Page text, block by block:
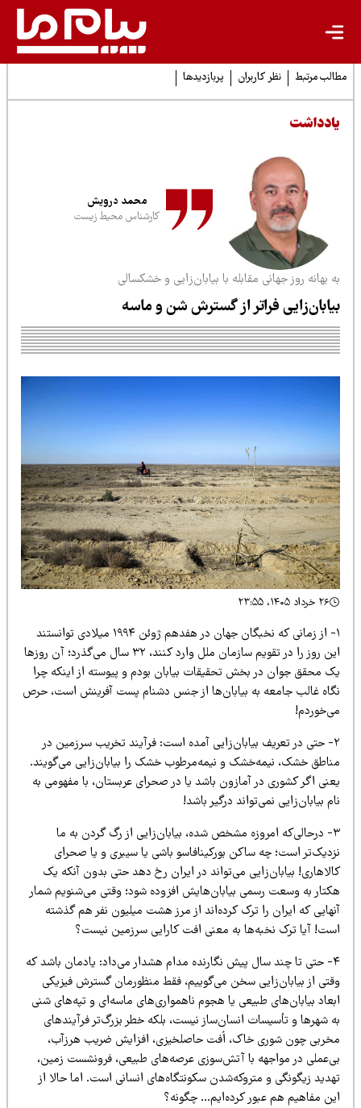
مرتبط نظر کاربران پربازدیدها
محمد درویش
کارشناس محیط زیست
بهانه روز جهانی مقابله با بیابان‌زایی و خشکسالی
فراتر از گسترش شن و ماسه
۱- از زمانی که نخبگان جهان در هفدهم ژوئن ۱۹۹۴ میلادی توانستند
این روز را در تقویم سازمان ملل وارد کنند، ۳۲ سال می‌گذرد؛ آن روزها
محقق جوان در بخش تحقیقات بیابان بودم و پیوسته از اینکه چرا
غالب جامعه به بیابان‌ها از جنس دشنام پست آفرینش است، حرص
۲- حتی در تعریف بیابان‌زایی آمده است: فرآیند تخریب سرزمین در
خشک، نیمه‌خشک و نیمه‌مرطوب خشک را بیابان‌زایی می‌گویند.
اگر کشوری در آمازون باشد یا در صحرای عربستان، با مفهومی به
بیابان‌زایی نمی‌تواند درگیر باشد!
۳- درحالی‌که امروزه مشخص شده، بیابان‌زایی از رگ گردن به ما
است؛ چه ساکن بورکینافاسو باشی یا سیبری و یا صحرای
بیابان‌زایی می‌تواند در ایران رخ دهد حتی بدون آنکه یک
به وسعت رسمی بیابان‌هایش افزوده شود؛ وقتی می‌شنویم شمار
که ایران را ترک کرده‌اند از مرز هشت میلیون نفر هم گذشته
آیا ترک نخبه‌ها به معنی افت کارایی سرزمین نیست؟
۴- حتی تا چند سال پیش نگارنده مدام هشدار می‌داد: یادمان باشد که
از بیابان‌زایی سخن می‌گوییم، فقط منظورمان گسترش فیزیکی
بیابان‌های طبیعی یا هجوم ناهمواری‌های ماسه‌ای و تپه‌های شنی
شهرها و تأسیسات انسان‌ساز نیست، بلکه خطر بزرگ‌تر فرآیندهای
چون شوری خاک، اُفت حاصلخیزی، افزایش ضریب هرزآب،
در مواجهه با آتش‌سوزی عرصه‌های طبیعی، فرونشست زمین،
زیگونگی و متروکه‌شدن سکونتگاه‌های انسانی است. اما حالا از
مفاهیم هم عبور کرده‌ایم… چگونه؟